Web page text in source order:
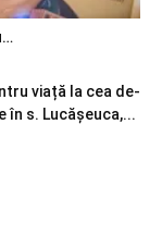
viață la cea de-
în s. Lucășeuca,...